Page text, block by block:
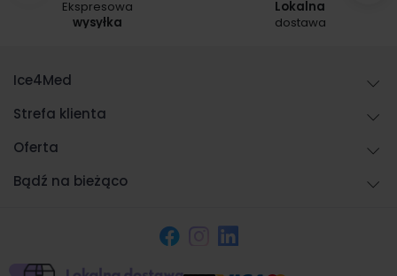
Ekspresowa
wysyłka
Lokalna
dostawa
Ice4Med
Strefa klienta
Oferta
Bądź na bieżąco